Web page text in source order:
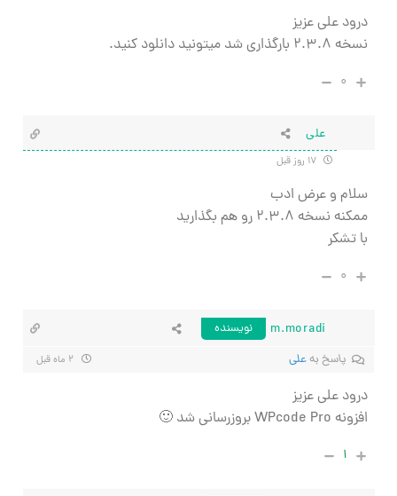
درود علی عزیز
نسخه ۲.۳.۸ بارگذاری شد میتونید دانلود کنید.
۰
علی
سلام و عرض ادب
ممکنه نسخه ۲.۳.۸ رو هم بگذارید
با تشکر
۰
m.moradi
نویسنده
پاسخ بهعلی
درود علی عزیز
افزونه WPcode Pro بروزرسانی شد 🙂
۱